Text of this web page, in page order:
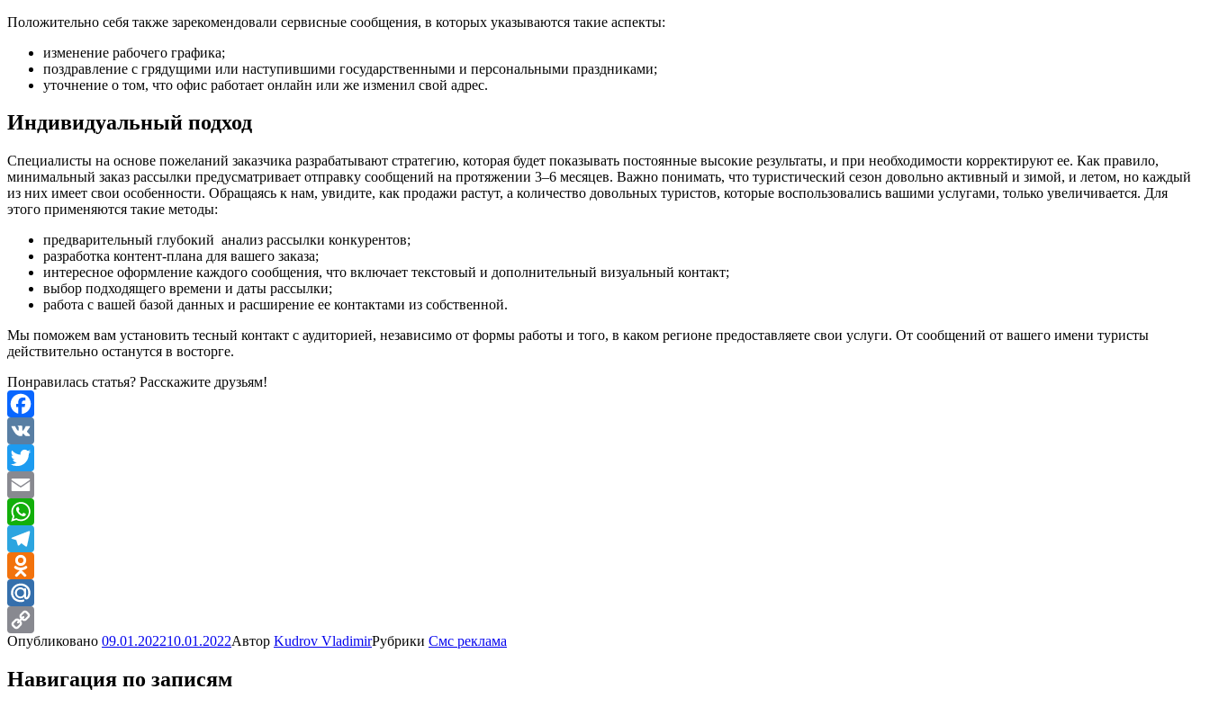
Положительно себя также зарекомендовали сервисные сообщения, в которых указываются такие аспекты:
изменение рабочего графика;
поздравление с грядущими или наступившими государственными и персональными праздниками;
уточнение о том, что офис работает онлайн или же изменил свой адрес.
Индивидуальный подход
Специалисты на основе пожеланий заказчика разрабатывают стратегию, которая будет показывать постоянные высокие результаты, и при необходимости корректируют ее. Как правило,
минимальный заказ рассылки предусматривает отправку сообщений на протяжении 3–6 месяцев. Важно понимать, что туристический сезон довольно активный и зимой, и летом, но каждый
из них имеет свои особенности. Обращаясь к нам, увидите, как продажи растут, а количество довольных туристов, которые воспользовались вашими услугами, только увеличивается. Для
этого применяются такие методы:
предварительный глубокий анализ рассылки конкурентов;
разработка контент-плана для вашего заказа;
интересное оформление каждого сообщения, что включает текстовый и дополнительный визуальный контакт;
выбор подходящего времени и даты рассылки;
работа с вашей базой данных и расширение ее контактами из собственной.
Мы поможем вам установить тесный контакт с аудиторией, независимо от формы работы и того, в каком регионе предоставляете свои услуги. От сообщений от вашего имени туристы
действительно останутся в восторге.
Понравилась статья? Расскажите друзьям!
Facebook
VK
Twitter
Email
WhatsApp
Telegram
Odnoklassniki
Mail.Ru
Copy
Link
Опубликовано 09.01.202210.01.2022Автор Kudrov VladimirРубрики Смс реклама
Навигация по записям